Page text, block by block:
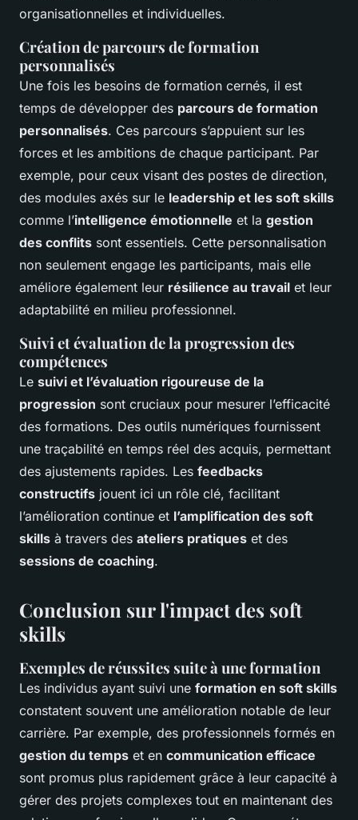
organisationnelles et individuelles.
Création de parcours de formation
personnalisés
Une fois les besoins de formation cernés, il est
temps de développer des parcours de formation
personnalisés. Ces parcours s’appuient sur les
forces et les ambitions de chaque participant. Par
exemple, pour ceux visant des postes de direction,
des modules axés sur le leadership et les soft skills
comme l’intelligence émotionnelle et la gestion
des conflits sont essentiels. Cette personnalisation
non seulement engage les participants, mais elle
améliore également leur résilience au travail et leur
adaptabilité en milieu professionnel.
Suivi et évaluation de la progression des
compétences
Le suivi et l’évaluation rigoureuse de la
progression sont cruciaux pour mesurer l’efficacité
des formations. Des outils numériques fournissent
une traçabilité en temps réel des acquis, permettant
des ajustements rapides. Les feedbacks
constructifs jouent ici un rôle clé, facilitant
l’amélioration continue et l’amplification des soft
skills à travers des ateliers pratiques et des
sessions de coaching.
Conclusion sur l'impact des soft
skills
Exemples de réussites suite à une formation
Les individus ayant suivi une formation en soft skills
constatent souvent une amélioration notable de leur
carrière. Par exemple, des professionnels formés en
gestion du temps et en communication efficace
sont promus plus rapidement grâce à leur capacité à
gérer des projets complexes tout en maintenant des